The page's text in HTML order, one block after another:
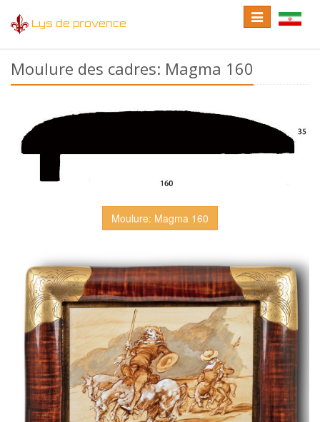
Lys de provence
Toggle
Toggle
navigation
Moulure des cadres: Magma 160
Moulure: Magma 160